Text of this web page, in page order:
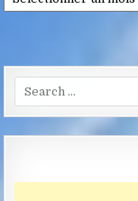
Search
for: